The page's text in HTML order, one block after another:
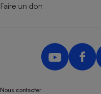
Faire un don
Nous contacter